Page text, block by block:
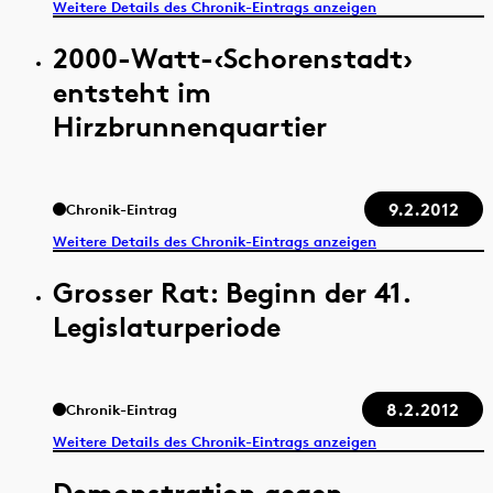
Weitere Details des Chronik-Eintrags anzeigen
2000-Watt-‹Schorenstadt›
entsteht im
Hirzbrunnenquartier
Chronik-Eintrag 9.2.2012
Weitere Details des Chronik-Eintrags anzeigen
Grosser Rat: Beginn der 41.
Legislaturperiode
Chronik-Eintrag 8.2.2012
Weitere Details des Chronik-Eintrags anzeigen